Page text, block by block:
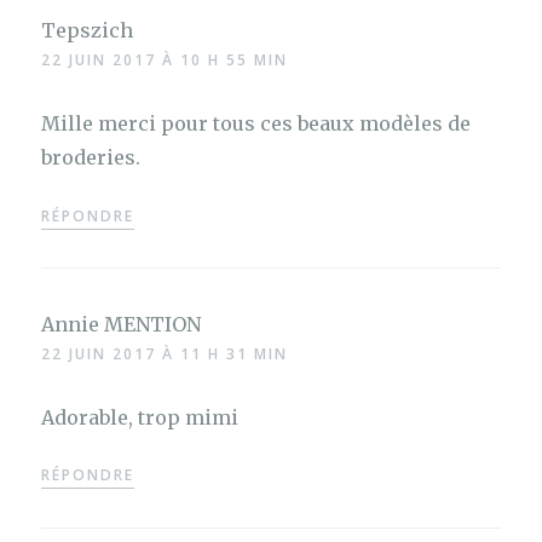
Tepszich
22 JUIN 2017 À 10 H 55 MIN
Mille merci pour tous ces beaux modèles de
broderies.
RÉPONDRE
Annie MENTION
22 JUIN 2017 À 11 H 31 MIN
Adorable, trop mimi
RÉPONDRE